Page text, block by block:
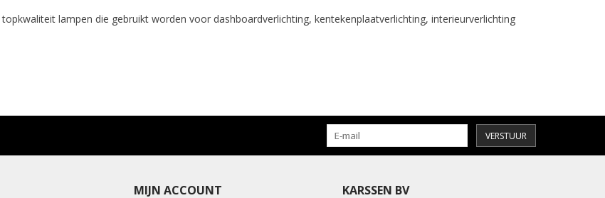
lampen die gebruikt worden voor dashboardverlichting, kentekenplaatverlichting, interieurverlichting
VERSTUUR
MIJN ACCOUNT KARSSEN BV